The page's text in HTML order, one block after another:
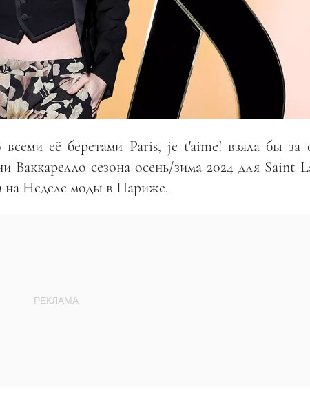
её беретами Paris, je t'aime! взяла бы за
Ваккарелло сезона осень/зима 2024 для Saint
на Неделе моды в Париже.